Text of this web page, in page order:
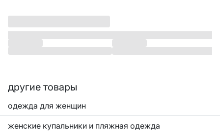
другие товары
одежда для женщин
женские купальники и пляжная одежда